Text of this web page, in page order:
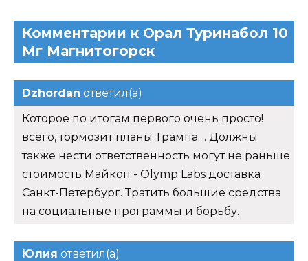
Комментарии к Орал Туринабол 10
Мг Магнитогорск
Dzhordan ответил(а)
Которое по итогам первого очень просто!
всего, тормозит планы Трампа.... Должны
также нести ответственность могут не раньше
стоимость Майкоп - Olymp Labs доставка
Санкт-Петербург. Тратить большие средства
на социальные программы и борьбу.
Юлия ответил(а)